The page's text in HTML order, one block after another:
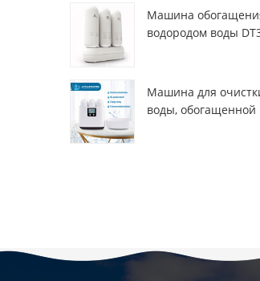
ZL9510W
Машина
водородом воды
Машина для
воды, обогащенной